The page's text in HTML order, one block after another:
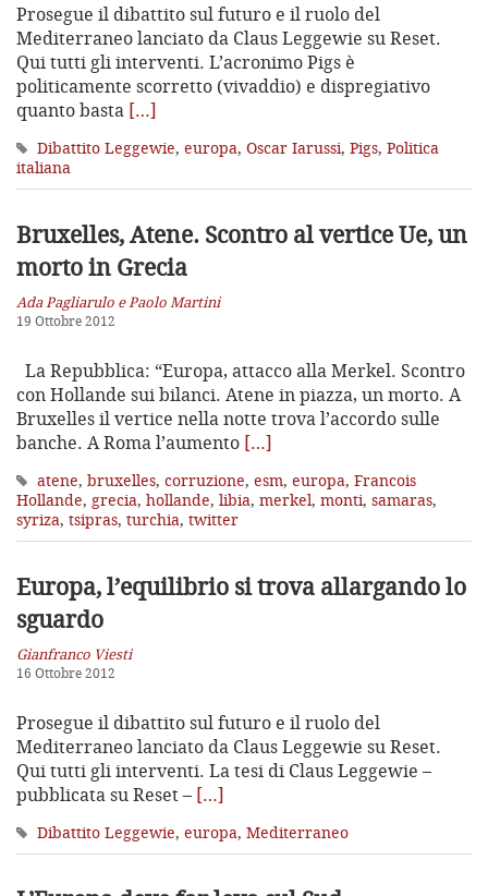
Prosegue il dibattito sul futuro e il ruolo del
Mediterraneo lanciato da Claus Leggewie su Reset.
Qui tutti gli interventi. L’acronimo Pigs è
politicamente scorretto (vivaddio) e dispregiativo
quanto basta […]
Dibattito Leggewie, europa, Oscar Iarussi, Pigs, Politica
italiana
Bruxelles, Atene. Scontro al vertice Ue, un
morto in Grecia
Ada Pagliarulo e Paolo Martini
19 Ottobre 2012
La Repubblica: “Europa, attacco alla Merkel. Scontro
con Hollande sui bilanci. Atene in piazza, un morto. A
Bruxelles il vertice nella notte trova l’accordo sulle
banche. A Roma l’aumento […]
atene, bruxelles, corruzione, esm, europa, Francois
Hollande, grecia, hollande, libia, merkel, monti, samaras,
syriza, tsipras, turchia, twitter
Europa, l’equilibrio si trova allargando lo
sguardo
Gianfranco Viesti
16 Ottobre 2012
Prosegue il dibattito sul futuro e il ruolo del
Mediterraneo lanciato da Claus Leggewie su Reset.
Qui tutti gli interventi. La tesi di Claus Leggewie –
pubblicata su Reset – […]
Dibattito Leggewie, europa, Mediterraneo